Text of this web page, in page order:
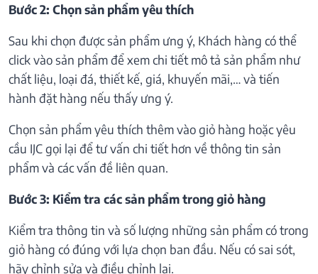
Bước 2: Chọn sản phẩm yêu thích
Sau khi chọn được sản phẩm ưng ý, Khách hàng có thể
click vào sản phẩm để xem chi tiết mô tả sản phẩm như
chất liệu, loại đá, thiết kế, giá, khuyến mãi,… và tiến
hành đặt hàng nếu thấy ưng ý.
Chọn sản phẩm yêu thích thêm vào giỏ hàng hoặc yêu
cầu IJC gọi lại để tư vấn chi tiết hơn về thông tin sản
phẩm và các vấn đề liên quan.
Bước 3: Kiểm tra các sản phẩm trong giỏ hàng
Kiểm tra thông tin và số lượng những sản phẩm có trong
giỏ hàng có đúng với lựa chọn ban đầu. Nếu có sai sót,
hãy chỉnh sửa và điều chỉnh lại.